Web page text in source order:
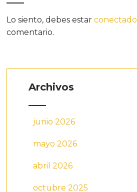
Lo siento, debes estarconectado
comentario.
Archivos
junio 2026
mayo 2026
abril 2026
octubre 2025